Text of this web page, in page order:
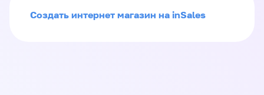
Создать интернет магазин на inSales